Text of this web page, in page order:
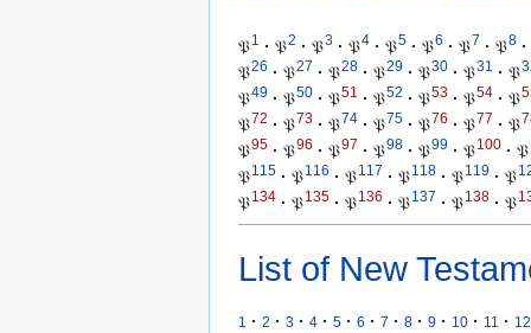
𝔓1 · 𝔓2 · 𝔓3 · 𝔓4 · 𝔓5 · 𝔓6 · 𝔓7 · 𝔓8 ·
𝔓26 · 𝔓27 · 𝔓28 · 𝔓29 · 𝔓30 · 𝔓31 · 𝔓
𝔓49 · 𝔓50 · 𝔓51 · 𝔓52 · 𝔓53 · 𝔓54 · 𝔓
𝔓72 · 𝔓73 · 𝔓74 · 𝔓75 · 𝔓76 · 𝔓77 · 𝔓
𝔓95 · 𝔓96 · 𝔓97 · 𝔓98 · 𝔓99 · 𝔓100 · 𝔓
𝔓115 · 𝔓116 · 𝔓117 · 𝔓118 · 𝔓119 · 𝔓
𝔓134 · 𝔓135 · 𝔓136 · 𝔓137 · 𝔓138 · 𝔓
List of New
1 · 2 · 3 · 4 · 5 · 6 · 7 · 8 · 9 · 10 · 11 · 12